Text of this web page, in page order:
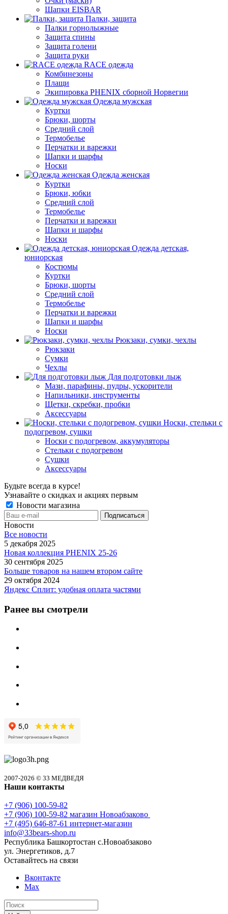
Шапки EISBAR
Палки, защита
Палки горнолыжные
Защита спины
Защита голени
Защита руки
RACE одежда
Комбинезоны
Плащи
Экипировка PHENIX сборной Норвегии
Одежда мужская
Куртки
Брюки, шорты
Средний слой
Термобелье
Перчатки и варежки
Шапки и шарфы
Носки
Одежда женская
Куртки
Брюки, юбки
Средний слой
Термобелье
Перчатки и варежки
Шапки и шарфы
Носки
Одежда детская,
юниорская
Костюмы
Куртки
Брюки, шорты
Средний слой
Термобелье
Перчатки и варежки
Шапки и шарфы
Носки
Рюкзаки, сумки, чехлы
Рюкзаки
Сумки
Чехлы
Для подготовки лыж
Мази, парафины, пудры, ускорители
Напильники, инструменты
Щетки, скребки, пробки
Аксессуары
Носки, стельки с
подогревом, сушки
Носки с подогревом, аккумуляторы
Стельки с подогревом
Сушки
Аксессуары
Будьте всегда в курсе!
Узнавайте о скидках и акциях первым
Новости магазина
Новости
Все новости
5 декабря 2025
Новая коллекция PHENIX 25-26
30 сентября 2025
Больше товаров на нашем втором сайте
29 октября 2024
Яндекс Сплит: удобная оплата частями
Ранее вы смотрели
2007-2026 © 33 МЕДВЕДЯ
Наши контакты
+7 (906) 100-59-82
+7 (906) 100-59-82 магазин Новоабзаково
+7 (495) 646-87-61 интернет-магазин
info@33bears-shop.ru
Республика Башкортостан с.Новоабзаково
ул. Энергетиков, д.7
Оставайтесь на связи
Вконтакте
Max